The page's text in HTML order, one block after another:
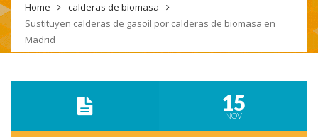
Home
calderas de biomasa
Sustituyen calderas de gasoil por calderas de biomasa en
Madrid
15
NOV